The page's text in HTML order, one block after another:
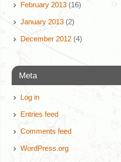
February 2013(16)
January 2013(2)
December 2012(4)
Meta
Log in
Entries feed
Comments feed
WordPress.org